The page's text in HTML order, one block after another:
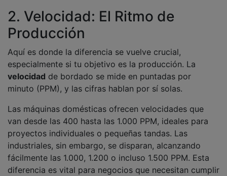
2. Velocidad: El Ritmo de
Producción
Aquí es donde la diferencia se vuelve crucial,
especialmente si tu objetivo es la producción. La
velocidad de bordado se mide en puntadas por
minuto (PPM), y las cifras hablan por sí solas.
Las máquinas domésticas ofrecen velocidades que
van desde las 400 hasta las 1.000 PPM, ideales para
proyectos individuales o pequeñas tandas. Las
industriales, sin embargo, se disparan, alcanzando
fácilmente las 1.000, 1.200 o incluso 1.500 PPM. Esta
diferencia es vital para negocios que necesitan cumplir